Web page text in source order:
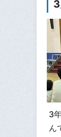
3
ん